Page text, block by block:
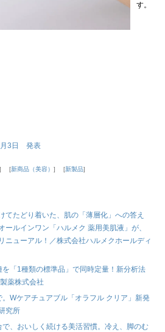
す。
月3日 発表
新商品（美容） 新製品
てたどり着いた、肌の「薄層化」への答え
ールインワン「ハルメク 薬用美肌液」が、
ニューアル！／株式会社ハルメクホールディ
「1種類の標準品」で同時定量！新分析法
薬株式会社
Wケアチュアブル「オラフル クリア」新発
究所
、おいしく続ける美活習慣。冷え、脚のむ